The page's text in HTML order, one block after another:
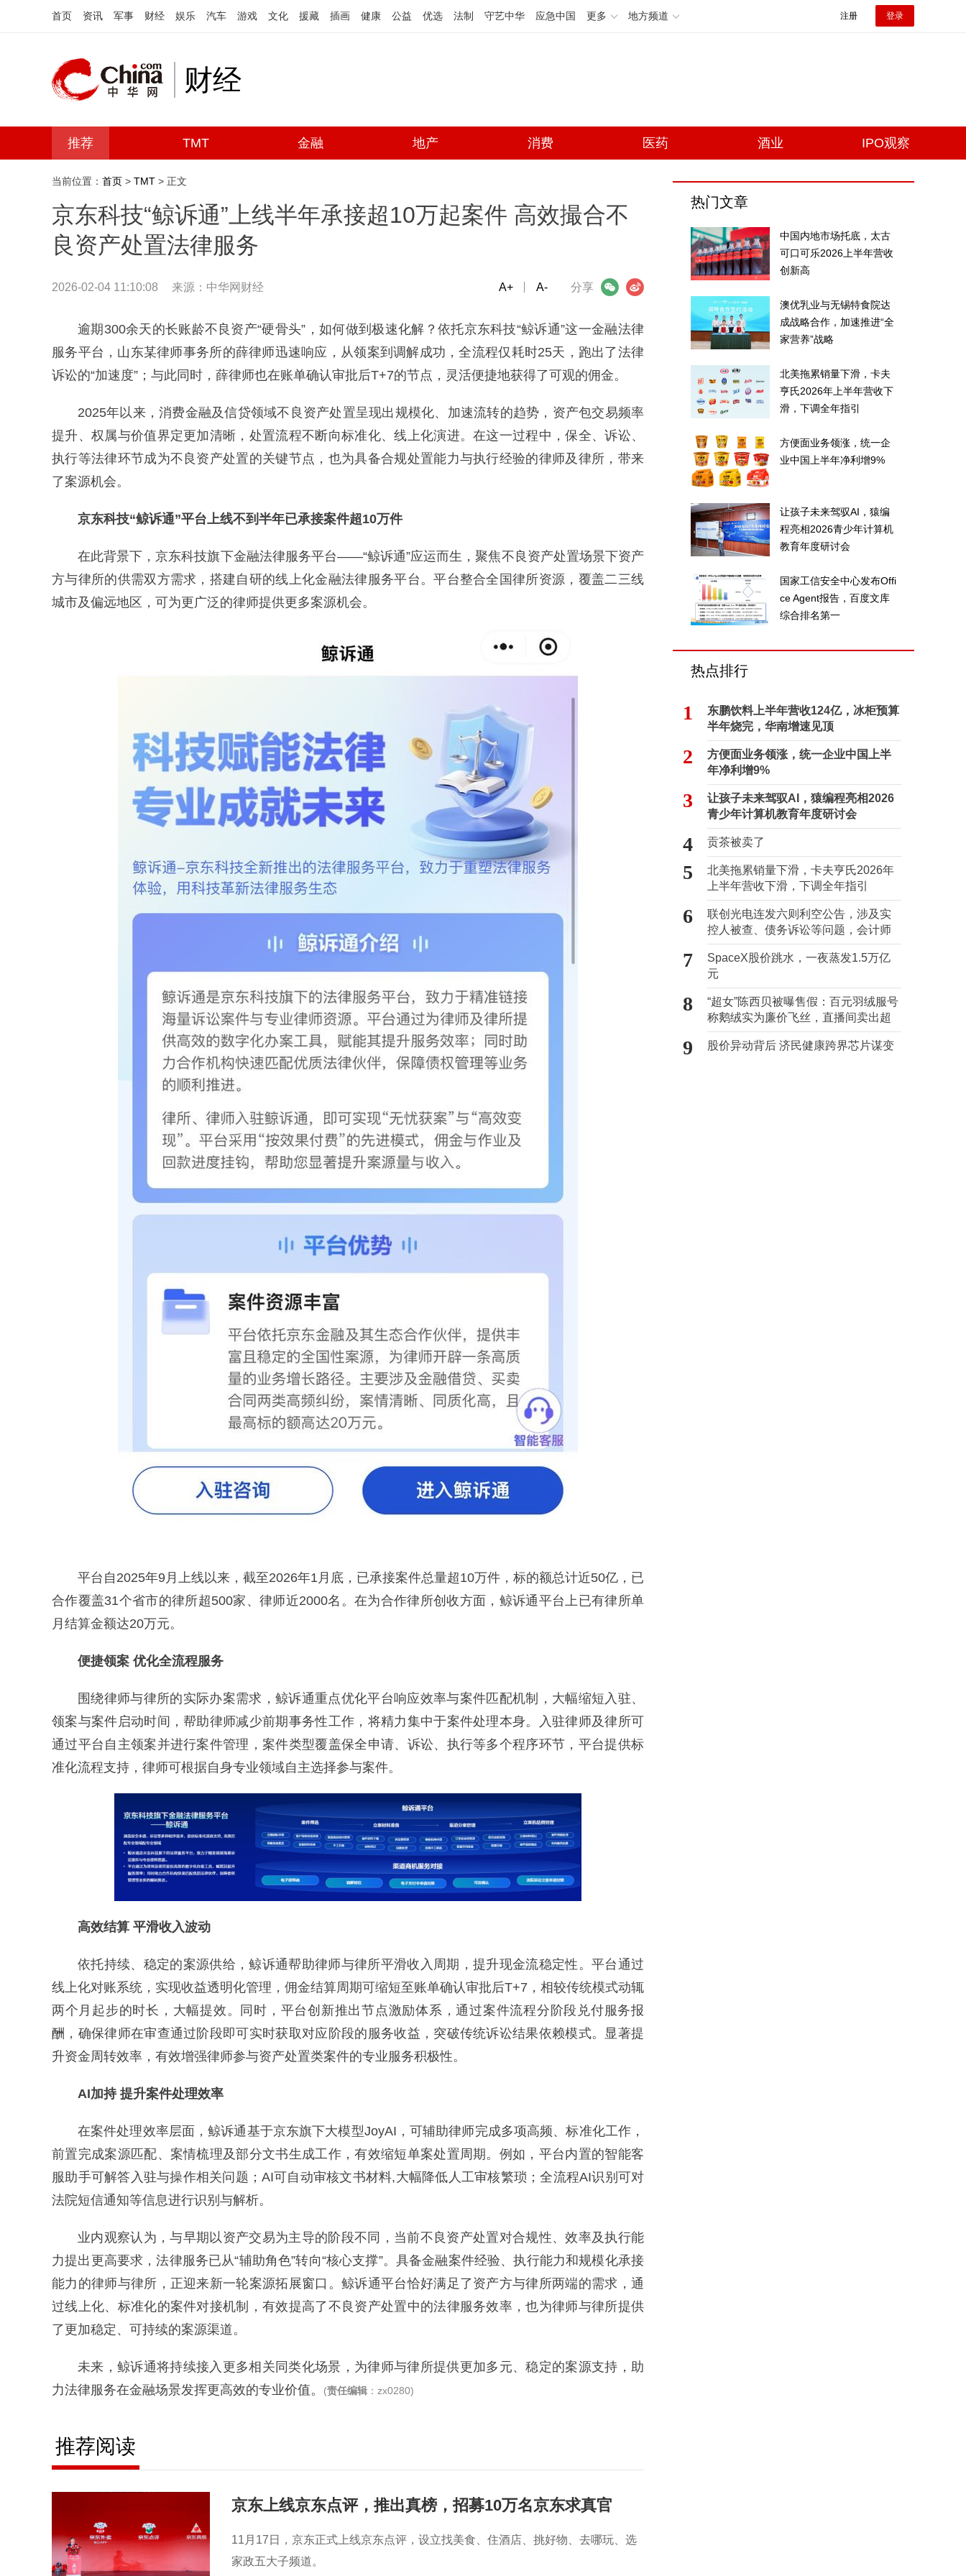
首页 资讯 军事 财经 娱乐 汽车 游戏 文化 援藏 插画 健康 公益 优选 法制 守艺中华 应急中国 更多 地方频道 注册 登录
财经
推荐 TMT 金融 地产 消费 医药 酒业 IPO观察
当前位置： 首页 > TMT > 正文
京东科技“鲸诉通”上线半年承接超10万起案件 高效撮合不
良资产处置法律服务
2026-02-04 11:10:08 来源：中华网财经 分享
微信 微博
A+ A-
逾期300余天的长账龄不良资产“硬骨头”，如何做到极速化解？依托京东科技“鲸诉通”这一金融法律
服务平台，山东某律师事务所的薛律师迅速响应，从领案到调解成功，全流程仅耗时25天，跑出了法律
诉讼的“加速度”；与此同时，薛律师也在账单确认审批后T+7的节点，灵活便捷地获得了可观的佣金。
2025年以来，消费金融及信贷领域不良资产处置呈现出规模化、加速流转的趋势，资产包交易频率
提升、权属与价值界定更加清晰，处置流程不断向标准化、线上化演进。在这一过程中，保全、诉讼、
执行等法律环节成为不良资产处置的关键节点，也为具备合规处置能力与执行经验的律师及律所，带来
了案源机会。
京东科技“鲸诉通”平台上线不到半年已承接案件超10万件
在此背景下，京东科技旗下金融法律服务平台——“鲸诉通”应运而生，聚焦不良资产处置场景下资产
方与律所的供需双方需求，搭建自研的线上化金融法律服务平台。平台整合全国律所资源，覆盖二三线
城市及偏远地区，可为更广泛的律师提供更多案源机会。
平台自2025年9月上线以来，截至2026年1月底，已承接案件总量超10万件，标的额总计近50亿，已
合作覆盖31个省市的律所超500家、律师近2000名。在为合作律所创收方面，鲸诉通平台上已有律所单
月结算金额达20万元。
便捷领案 优化全流程服务
围绕律师与律所的实际办案需求，鲸诉通重点优化平台响应效率与案件匹配机制，大幅缩短入驻、
领案与案件启动时间，帮助律师减少前期事务性工作，将精力集中于案件处理本身。入驻律师及律所可
通过平台自主领案并进行案件管理，案件类型覆盖保全申请、诉讼、执行等多个程序环节，平台提供标
准化流程支持，律师可根据自身专业领域自主选择参与案件。
高效结算 平滑收入波动
依托持续、稳定的案源供给，鲸诉通帮助律师与律所平滑收入周期，提升现金流稳定性。平台通过
线上化对账系统，实现收益透明化管理，佣金结算周期可缩短至账单确认审批后T+7，相较传统模式动辄
两个月起步的时长，大幅提效。同时，平台创新推出节点激励体系，通过案件流程分阶段兑付服务报
酬，确保律师在审查通过阶段即可实时获取对应阶段的服务收益，突破传统诉讼结果依赖模式。显著提
升资金周转效率，有效增强律师参与资产处置类案件的专业服务积极性。
AI加持 提升案件处理效率
在案件处理效率层面，鲸诉通基于京东旗下大模型JoyAI，可辅助律师完成多项高频、标准化工作，
前置完成案源匹配、案情梳理及部分文书生成工作，有效缩短单案处置周期。例如，平台内置的智能客
服助手可解答入驻与操作相关问题；AI可自动审核文书材料,大幅降低人工审核繁琐；全流程AI识别可对
法院短信通知等信息进行识别与解析。
业内观察认为，与早期以资产交易为主导的阶段不同，当前不良资产处置对合规性、效率及执行能
力提出更高要求，法律服务已从“辅助角色”转向“核心支撑”。具备金融案件经验、执行能力和规模化承接
能力的律师与律所，正迎来新一轮案源拓展窗口。鲸诉通平台恰好满足了资产方与律所两端的需求，通
过线上化、标准化的案件对接机制，有效提高了不良资产处置中的法律服务效率，也为律师与律所提供
了更加稳定、可持续的案源渠道。
未来，鲸诉通将持续接入更多相关同类化场景，为律师与律所提供更加多元、稳定的案源支持，助
力法律服务在金融场景发挥更高效的专业价值。
(责任编辑 ：zx0280)
推荐阅读
京东上线京东点评，推出真榜，招募10万名京东求真官
11月17日，京东正式上线京东点评，设立找美食、住酒店、挑好物、去哪玩、选
家政五大子频道。
热门文章
中国内地市场托底，太古
可口可乐2026上半年营收
创新高
澳优乳业与无锡特食院达
成战略合作，加速推进“全
家营养”战略
北美拖累销量下滑，卡夫
亨氏2026年上半年营收下
滑，下调全年指引
方便面业务领涨，统一企
业中国上半年净利增9%
让孩子未来驾驭AI，猿编
程亮相2026青少年计算机
教育年度研讨会
国家工信安全中心发布Offi
ce Agent报告，百度文库
综合排名第一
热点排行
1
东鹏饮料上半年营收124亿，冰柜预算
半年烧完，华南增速见顶
2
方便面业务领涨，统一企业中国上半
年净利增9%
3
让孩子未来驾驭AI，猿编程亮相2026
青少年计算机教育年度研讨会
4 贡茶被卖了
5
北美拖累销量下滑，卡夫亨氏2026年
上半年营收下滑，下调全年指引
6
联创光电连发六则利空公告，涉及实
控人被查、债务诉讼等问题，会计师
事务所曾出具“保留意见”
7
SpaceX股价跳水，一夜蒸发1.5万亿
元
8
“超女”陈西贝被曝售假：百元羽绒服号
称鹅绒实为廉价飞丝，直播间卖出超
百万元
9 股价异动背后 济民健康跨界芯片谋变